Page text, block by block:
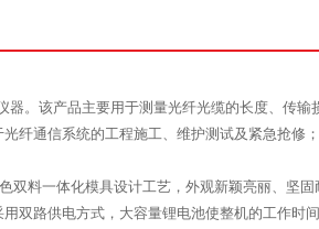
器。 该产品主要用于测量光纤光缆的长度、传输
纤通信系统的工程施工、维护测试及紧急抢修
双料一体化模具设计工艺，外观新颖亮丽、坚
双路供电方式，大容量锂电池使整机的工作时